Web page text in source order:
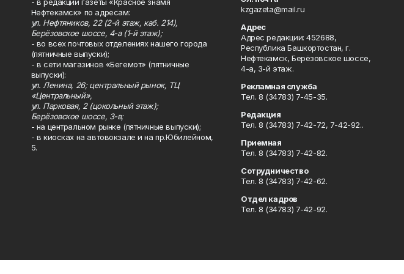
Нефтекамск» по адресам:
ул. Нефтяников, 22 (2-й этаж, каб. 214),
Берёзовское шоссе, 4-а (1-й этаж);
- во всех почтовых отделениях нашего города
(пятничные выпуски);
- в сети магазинов «Бегемот» (пятничные
выпуски):
ул. Ленина, 26; центральный рынок, ТЦ
«Центральный»,
ул. Парковая, 2 (цокольный этаж);
Берёзовское шоссе, 3-в;
- на центральном рынке (пятничные выпуски);
- в киосках на автовокзале и на пр.Юбилейном,
5.
kzgazeta@mail.ru
Адрес
Адрес редакции: 452688,
Республика Башкортостан, г.
Нефтекамск, Берёзовское шоссе,
4-а, 3-й этаж.
Рекламная служба
Тел. 8 (34783) 7-45-35.
Редакция
Тел. 8 (34783) 7-42-72, 7-42-92..
Приемная
Тел. 8 (34783) 7-42-82.
Сотрудничество
Тел. 8 (34783) 7-42-62.
Отдел кадров
Тел. 8 (34783) 7-42-92.